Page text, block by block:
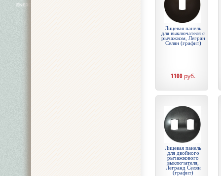
Лицевая панель
для выключателя с
рычажком, Легран
Селян (графит)
1100 руб.
Лицевая панель
для двойного
рычажкового
выключателя,
Легранд Селян
(графит)